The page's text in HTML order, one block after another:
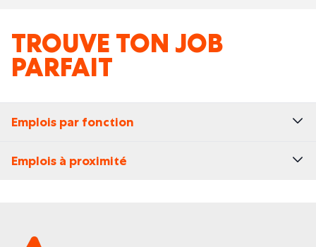
TROUVE TON JOB
PARFAIT
Emplois par fonction
Emplois à proximité